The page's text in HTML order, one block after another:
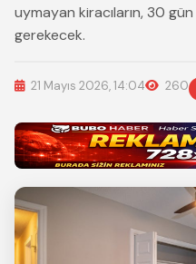
uymayan kiracıların, 30
gerekecek.
21 Mayıs 2026, 14:04 260